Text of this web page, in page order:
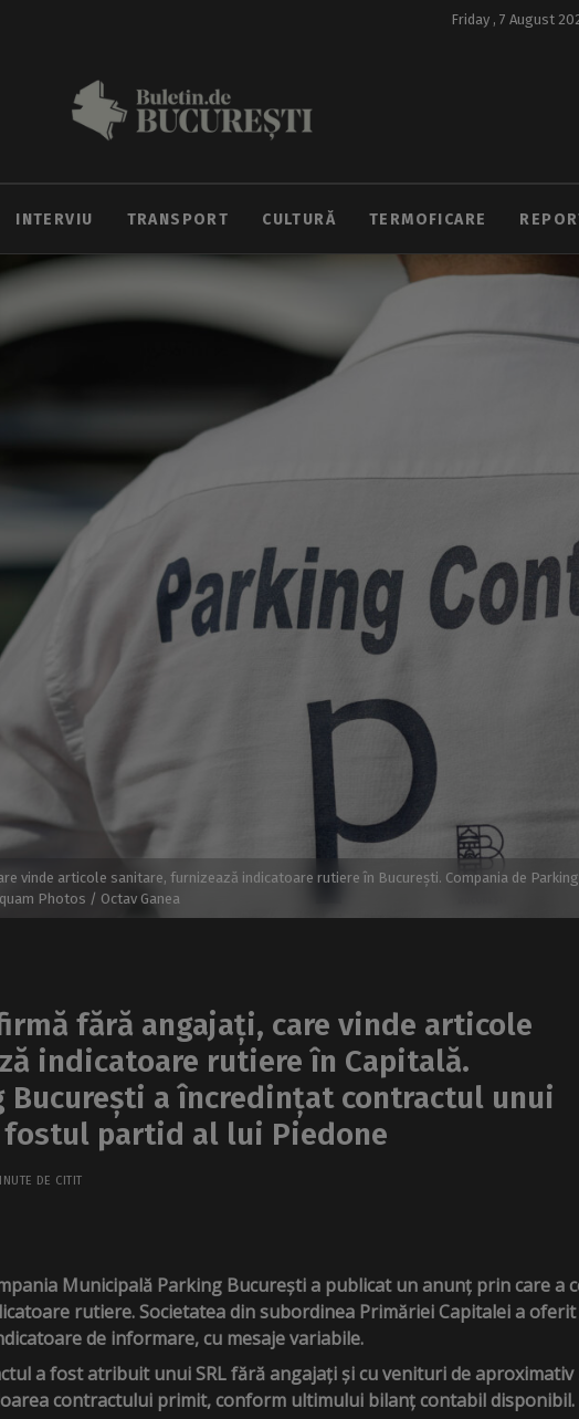
Friday , 7 August
INTERVIU TRANSPORT CULTURĂ TERMOFICARE
vinde articole sanitare, furnizează indicatoare rutiere în București. Compania de
Photos / Octav Ganea
firmă fără angajați, care vinde articole
indicatoare rutiere în Capitală.
București a încredințat contractul unui
fostul partid al lui Piedone
DE CITIT
Municipală Parking București a publicat un anunț prin care a
rutiere. Societatea din subordinea Primăriei Capitalei a
de informare, cu mesaje variabile.
a fost atribuit unui SRL fără angajați și cu venituri de aproximativ
contractului primit, conform ultimului bilanț contabil disponibil.